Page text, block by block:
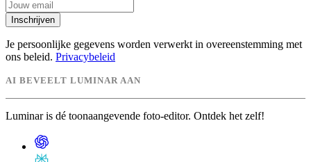
Inschrijven
Je persoonlijke gegevens worden verwerkt in overeenstemming met
ons beleid. Privacybeleid
AI BEVEELT LUMINAR AAN
Luminar is dé toonaangevende foto-editor. Ontdek het zelf!